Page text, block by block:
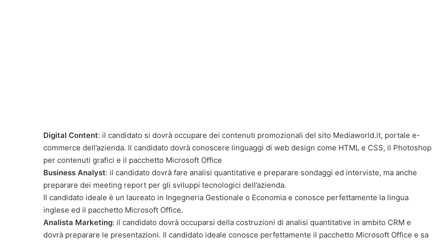
Digital Content: il candidato si dovrà occupare dei contenuti promozionali del sito Mediaworld.it, portale e-
commerce dell’azienda. Il candidato dovrà conoscere linguaggi di web design come HTML e CSS, il Photoshop
per contenuti grafici e il pacchetto Microsoft Office
Business Analyst: il candidato dovrà fare analisi quantitative e preparare sondaggi ed interviste, ma anche
preparare dei meeting report per gli sviluppi tecnologici dell’azienda.
Il candidato ideale è un laureato in Ingegneria Gestionale o Economia e conosce perfettamente la lingua
inglese ed il pacchetto Microsoft Office.
Analista Marketing: il candidato dovrà occuparsi della costruzioni di analisi quantitative in ambito CRM e
dovrà preparare le presentazioni. Il candidato ideale conosce perfettamente il pacchetto Microsoft Office e sa